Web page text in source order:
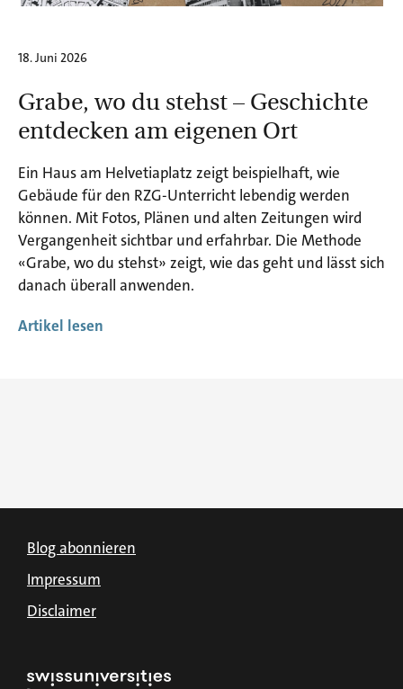
18. Juni 2026
Grabe, wo du stehst – Geschichte
entdecken am eigenen Ort
Ein Haus am Helvetiaplatz zeigt beispielhaft, wie
Gebäude für den RZG-Unterricht lebendig werden
können. Mit Fotos, Plänen und alten Zeitungen wird
Vergangenheit sichtbar und erfahrbar. Die Methode
«Grabe, wo du stehst» zeigt, wie das geht und lässt sich
danach überall anwenden.
Artikel lesen
Blog abonnieren
Impressum
Disclaimer